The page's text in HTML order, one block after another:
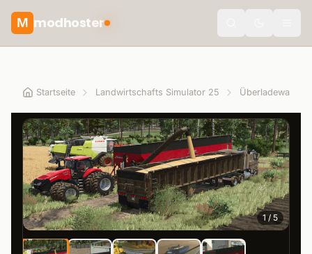
M modhoster
Startseite Landwirtschafts Simulator 25 Überladewagen
1 / 5